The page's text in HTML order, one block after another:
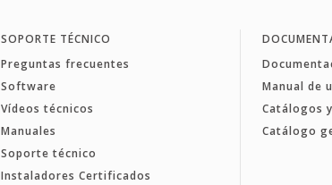
SOPORTE TÉCNICO
Preguntas frecuentes
Software
Vídeos técnicos
Manuales
Soporte técnico
Instaladores Certificados
Manual de
Catálogos
Catálogo